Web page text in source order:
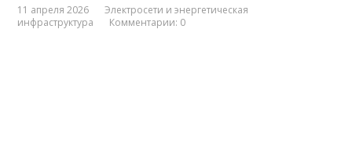
11 апреля 2026
Электросети и энергетическая
инфраструктура
Комментарии: 0